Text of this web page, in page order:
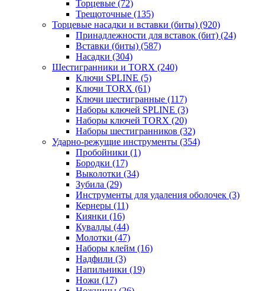
Торцевые (72)
Трещоточные (135)
Торцевые насадки и вставки (биты) (920)
Принадлежности для вставок (бит) (24)
Вставки (биты) (587)
Насадки (304)
Шестигранники и TORX (240)
Ключи SPLINE (5)
Ключи TORX (61)
Ключи шестигранные (117)
Наборы ключей SPLINE (3)
Наборы ключей TORX (20)
Наборы шестигранников (32)
Ударно-режущие инструменты (354)
Пробойники (1)
Бородки (17)
Выколотки (34)
Зубила (29)
Инструменты для удаления оболочек (3)
Кернеры (11)
Киянки (16)
Кувалды (44)
Молотки (47)
Наборы клейм (16)
Надфили (3)
Напильники (19)
Ножи (17)